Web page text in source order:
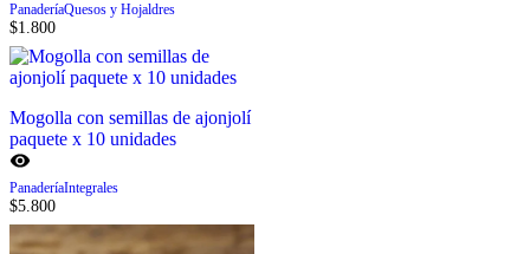
PanaderíaQuesos y Hojaldres
$1.800
Mogolla con semillas de ajonjolí
paquete x 10 unidades
PanaderíaIntegrales
$5.800